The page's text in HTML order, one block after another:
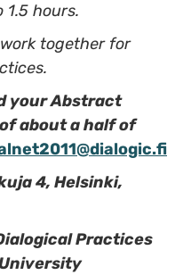
hours.
together for
your Abstract
about a half of
4, Helsinki,
Practices